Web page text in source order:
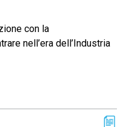
con la
nell’era dell’Industria